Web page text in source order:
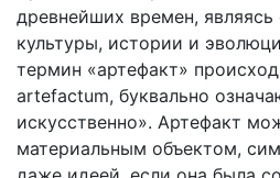
древнейших времен, являясь
культуры, истории и
термин «артефакт»
artefactum, буквально
искусственно». Артефакт
материальным объектом,